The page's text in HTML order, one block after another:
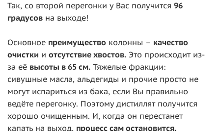
Так, со второй перегонки у Вас получится 96
градусов на выходе!
Основное преимущество колонны – качество
очистки и отсутствие хвостов. Это происходит из-
за её высоты в 65 см. Тяжелые фракции:
сивушные масла, альдегиды и прочие просто не
могут испариться из бака, если Вы правильно
ведёте перегонку. Поэтому дистиллят получится
хорошо очищенным. И, когда он перестанет
капать на выход, процесс сам остановится.